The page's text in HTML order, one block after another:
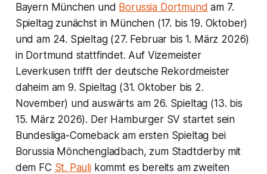
Bayern München und Borussia Dortmund am 7.
Spieltag zunächst in München (17. bis 19. Oktober)
und am 24. Spieltag (27. Februar bis 1. März 2026)
in Dortmund stattfindet. Auf Vizemeister
Leverkusen trifft der deutsche Rekordmeister
daheim am 9. Spieltag (31. Oktober bis 2.
November) und auswärts am 26. Spieltag (13. bis
15. März 2026). Der Hamburger SV startet sein
Bundesliga-Comeback am ersten Spieltag bei
Borussia Mönchengladbach, zum Stadtderby mit
dem FC St. Pauli kommt es bereits am zweiten